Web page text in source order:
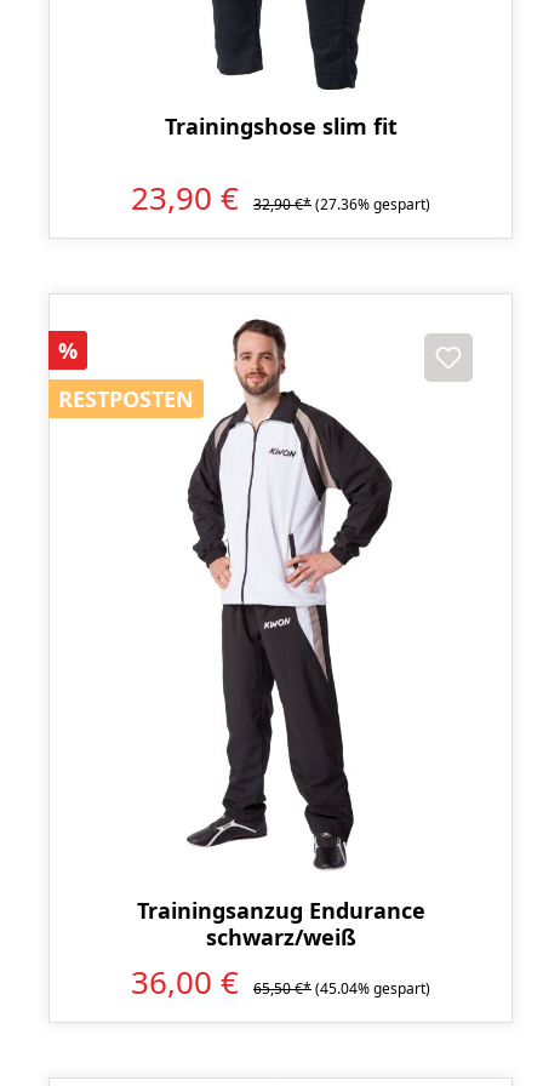
Trainingshose slim fit
23,90 € 32,90 €*(27.36% gespart)
Rabatt
%
RESTPOSTEN
RESTPOSTEN
Trainingsanzug Endurance
schwarz/weiß
36,00 € 65,50 €*(45.04% gespart)